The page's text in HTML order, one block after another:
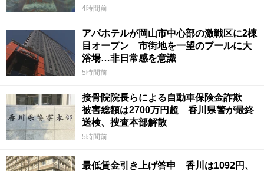
4時間前
アパホテルが岡山市中心部の激戦区に2棟
目オープン 市街地を一望のプールに大
浴場…非日常感を意識
5時間前
接骨院院長らによる自動車保険金詐欺
被害総額は2700万円超 香川県警が最終
送検、捜査本部解散
5時間前
最低賃金引き上げ答申 香川は1092円、